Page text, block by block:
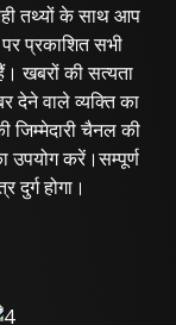
तथ्यों के साथ आप
प्रकाशित सभी
खबरों की सत्यता
देने वाले व्यक्ति का
जिम्मेदारी चैनल की
उपयोग करें।सम्पूर्ण
दुर्ग होगा।